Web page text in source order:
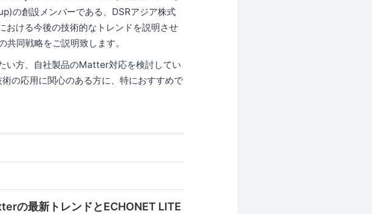
の創設メンバーである、DSRアジア株式
ける今後の技術的なトレンドを説明させ
同戦略をご説明致します。
い方、自社製品のMatter対応を検討してい
の応用に関心のある方に、特におすすめで
の最新トレンドとECHONET LITE